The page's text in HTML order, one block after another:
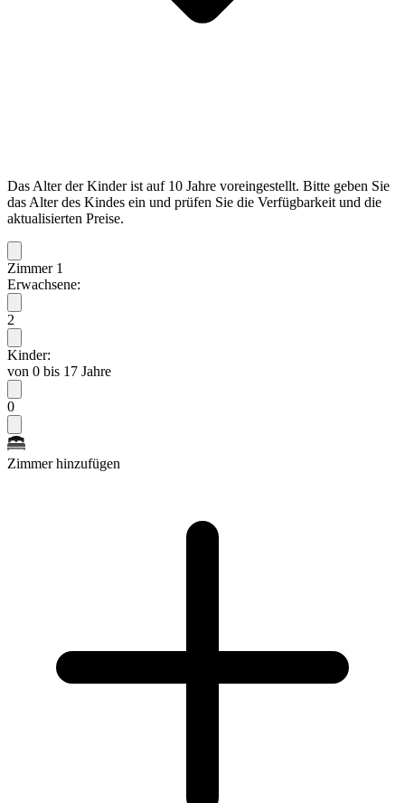
Das Alter der Kinder ist auf 10 Jahre voreingestellt. Bitte geben Sie
das Alter des Kindes ein und prüfen Sie die Verfügbarkeit und die
aktualisierten Preise.
Zimmer 1
Erwachsene:
2
Kinder:
von 0 bis 17 Jahre
0
Zimmer hinzufügen